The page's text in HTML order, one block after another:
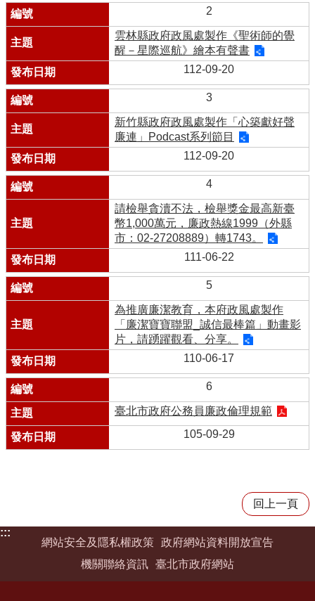
2
雲林縣政府政風處製作《聖術師的覺
醒－星際巡航》繪本有聲書
112-09-20
3
新竹縣政府政風處製作「心築獻好聲
廉連」Podcast系列節目
112-09-20
4
請檢舉貪瀆不法，檢舉獎金最高新臺
幣1,000萬元，廉政熱線1999（外縣
市：02-27208889）轉1743。
111-06-22
5
為推廣廉潔教育，本府政風處製作
「廉潔寶寶聯盟_誠信最棒篇」動畫影
片，請踴躍觀看、分享。
110-06-17
6
臺北市政府公務員廉政倫理規範
105-09-29
回上一頁
:::
網站安全及隱私權政策 政府網站資料開放宣告
機關聯絡資訊 臺北市政府網站